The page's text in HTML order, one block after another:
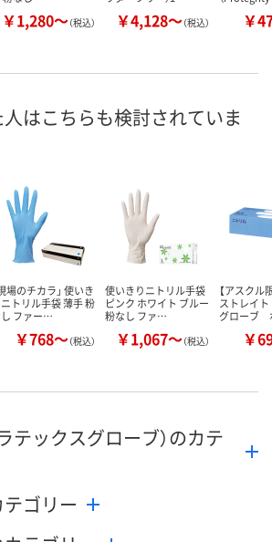
￥1,280～（税込） ￥4,128～（税込） ￥
はこちらも検討されていま
場のチカラ」 使いき
ニトリル手袋 薄手 粉
ファー…
￥768～（税込）
使いきりニトリル手袋
ピンク ホワイト ブルー
粉なし ファ…
￥1,067～（税込）
【アスクル
ストレイ
グローブ
￥
テックスグローブ）のカテ
ゴリー